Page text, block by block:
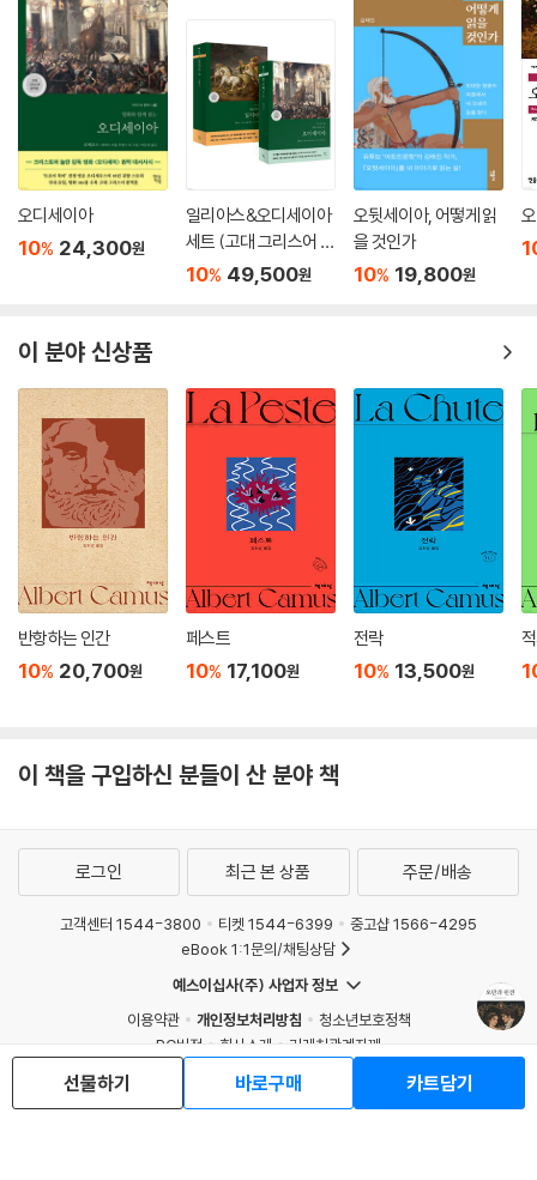
**한 번 싫으면 그것으로 끝이고요.**
다아시의 고집스럽고 단호한 성격을 보여주는 말입니다. 이후 그가 변화해
가는 과정을 생각하면 더욱 의미 있게 읽힙니다.
**그렇게 거만했던 사람이 그렇게 변해 버렸는가 생각하니 그저 놀랍고
감사할 따름이었다.**
엘리자베스가 다아시를 새롭게 바라보기 시작하는 후반부의 중요한 문장
입니다. 오해와 편견이 걷히고, 존중과 사랑이 싹트는 순간을 담고 있습니
다.
다아시의 변화가 단순한 예의나 체면이 아니라 진심에서 비롯되었음을 보
여주는 문장입니다. 작품 후반부의 감정선을 압축해 주는 인용문으로 좋습
니다.
오디세이아
10% 24,300원
일리아스&오디세이아
세트 (고대 그리스어 완
역본)
10% 49,500원
오뒷세이아, 어떻게 읽
을 것인가
10% 19,800원
이 분야 신상품
반항하는 인간
10% 20,700원
페스트
10% 17,100원
전락
10% 13,500원
이 책을 구입하신 분들이 산 분야 책
선물하기 바로구매 카트담기
로그인 최근 본 상품 주문/배송
고객센터 1544-3800 티켓 1544-6399
중고샵 1566-4295
eBook 1:1문의/채팅상담
예스이십사(주) 사업자 정보
이용약관
개인정보처리방침
청소년보호정책
PC버전
회사소개
거래처관계자께